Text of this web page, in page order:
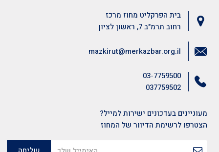
בית הפרקליט מחוז מרכז
רחוב תרמ"ב 7, ראשון לציון
03-7759500
037759502
mazkirut@merkazbar.org.il
מעוניינים בעדכונים ישירות למייל?
הצטרפו לרשימת הדיוור של המחוז